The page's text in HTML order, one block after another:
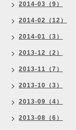
2014-03（9）
2014-02（12）
2014-01（3）
2013-12（2）
2013-11（7）
2013-10（3）
2013-09（4）
2013-08（6）